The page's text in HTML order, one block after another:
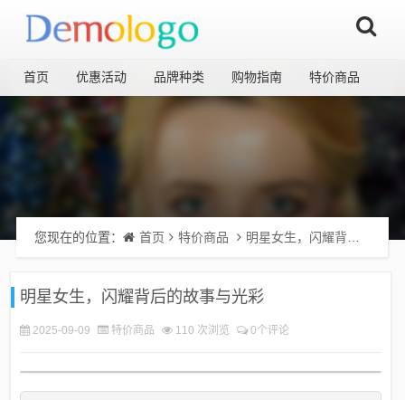
首页 优惠活动 品牌种类 购物指南 特价商品
您现在的位置： 首页 特价商品 明星女生，闪耀背后的故事与光彩
明星女生，闪耀背后的故事与光彩
2025-09-09 特价商品 110 次浏览 0个评论